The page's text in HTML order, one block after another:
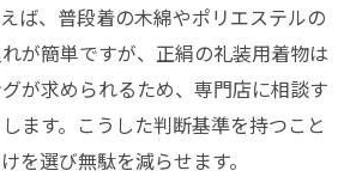
ば、普段着の木綿やポリエステルの
が簡単ですが、正絹の礼装用着物は
が求められるため、専門店に相談す
ます。こうした判断基準を持つこと
を選び無駄を減らせます。